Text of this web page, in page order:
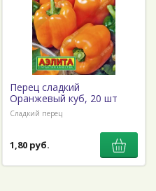
Перец сладкий
Оранжевый куб, 20 шт
Сладкий перец
1,80 руб.